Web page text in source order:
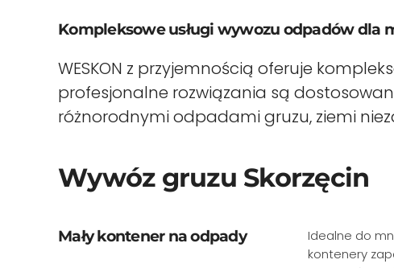
Kompleksowe usługi wywozu odpadów dla
WESKON z przyjemnością oferuje
profesjonalne rozwiązania są
różnorodnymi odpadami gruzu, ziemi
Wywóz gruzu Skorzęcin
Mały kontener na odpady
Idealne do
kontenery